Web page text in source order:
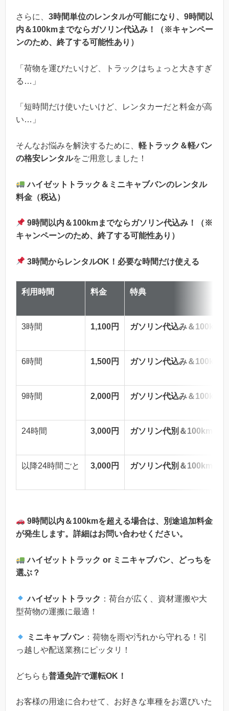
さらに、 3時間単位のレンタルが可能になり、9時間以
内＆100kmまでならガソリン代込み！（※キャンペー
ンのため、終了する可能性あり）
「荷物を運びたいけど、トラックはちょっと大きすぎ
る…」
「短時間だけ使いたいけど、レンタカーだと料金が高
い…」
そんなお悩みを解決するために、 軽トラック＆軽バン
の格安レンタルをご用意しました！
ハイゼットトラック＆ミニキャブバンのレンタル
料金（税込）
9時間以内＆100kmまでならガソリン代込み！（※
キャンペーンのため、終了する可能性あり）
3時間からレンタルOK！必要な時間だけ使える
利用時間 料金 特典
3時間 1,100円 ガソリン代込み＆100km
6時間 1,500円 ガソリン代込み＆100km
9時間 2,000円 ガソリン代込み＆100km
24時間 3,000円 ガソリン代別＆100kmま
以降24時間ごと 3,000円 ガソリン代別＆100kmま
9時間以内＆100kmを超える場合は、別途追加料金
が発生します。詳細はお問い合わせください。
ハイゼットトラック or ミニキャブバン、どっちを
選ぶ？
ハイゼットトラック ：荷台が広く、資材運搬や大
型荷物の運搬に最適！
ミニキャブバン ：荷物を雨や汚れから守れる！引
っ越しや配送業務にピッタリ！
どちらも普通免許で運転OK！
お客様の用途に合わせて、お好きな車種をお選びいた